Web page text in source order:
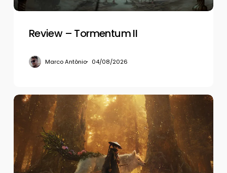
Review – Tormentum II
Marco Antônio 04/08/2026
Review
–
Beast
Reincarnation